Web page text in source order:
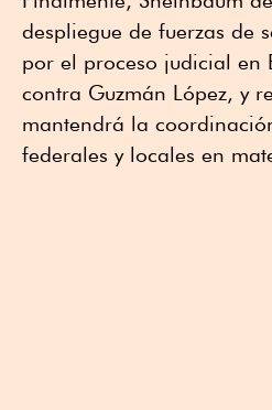
despliegue de fuerzas de
por el proceso judicial en
contra Guzmán López, y
mantendrá la
federales y locales en